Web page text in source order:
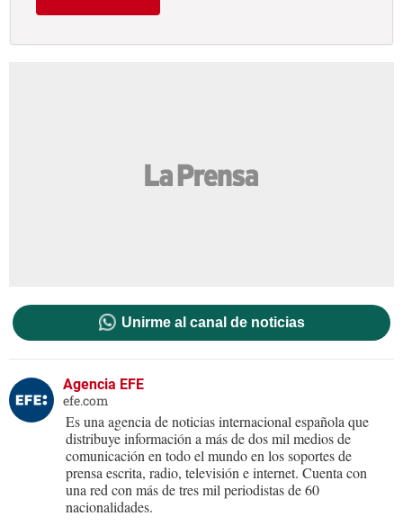
Unirme al canal de noticias
Agencia EFE
efe.com
Es una agencia de noticias internacional española que
distribuye información a más de dos mil medios de
comunicación en todo el mundo en los soportes de
prensa escrita, radio, televisión e internet. Cuenta con
una red con más de tres mil periodistas de 60
nacionalidades.